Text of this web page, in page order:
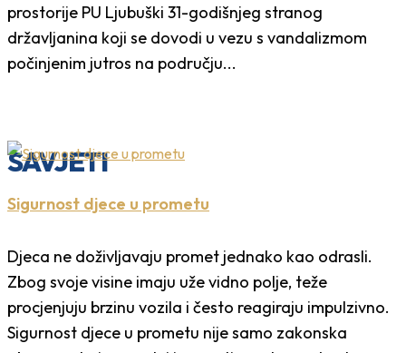
prostorije PU Ljubuški 31-godišnjeg stranog
državljanina koji se dovodi u vezu s vandalizmom
počinjenim jutros na području...
SAVJETI
Sigurnost djece u prometu
Djeca ne doživljavaju promet jednako kao odrasli.
Zbog svoje visine imaju uže vidno polje, teže
procjenjuju brzinu vozila i često reagiraju impulzivno.
Sigurnost djece u prometu nije samo zakonska